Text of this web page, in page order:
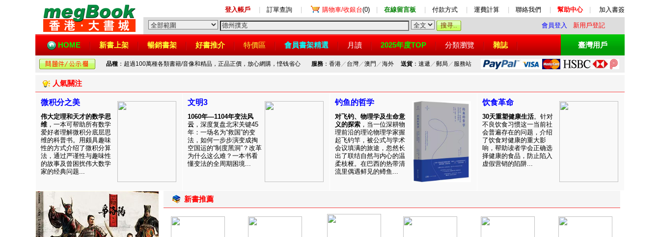
登入帳戶 訂單查詢 購物車/收銀台(0) 在線留言板 付款方式 運費計算 聯絡我們 幫助中心 加入書簽
會員登入 新用戶登記
HOME 新書上架 暢銷書架 好書推介 特價區 會員書架精選 月讀 2025年度TOP 分類瀏覽 雜誌 臺灣用戶
品種 ：超過100萬種各類書籍/音像和精品，正品正價，放心網購，悭钱省心 服務：香港／ 台灣／澳門 ／海外 送貨：速遞 ／郵局 ／ 服務站
人氣關注
微积分之美
伟大定理和天才的数学思
维 ，一本可帮助所有数学
爱好者理解微积分底层思
维的科普书。用颇具趣味
性的方式介绍了微积分算
法，通过严谨性与趣味性
的故事及曾困扰伟大数学
家的经典问题...
文明3
1060年—1104年变法风
云 ，深度复盘北宋关键45
年：一场名为“救国”的变
法，如何一步步演变成掏
空国运的“制度黑洞”？改革
为什么这么难？一本书看
懂变法的全周期困境...
钓鱼的哲学
对飞钓、物理学及生命意
义的探索 ，当一位深耕物
理前沿的理论物理学家握
起飞钓竿，被公式与学术
会议填满的旅途，忽然长
出了联结自然与内心的温
柔枝桠。在巴西的热带清
流里偶遇鲜见的鳟鱼...
饮食革命
30天重塑健康生活。针对
不良饮食习惯这一当前社
会普遍存在的问题，介绍
了饮食对健康的重大影
响，帮助读者学会正确选
择健康的食品，防止陷入
虚假营销的陷阱...
新書推薦